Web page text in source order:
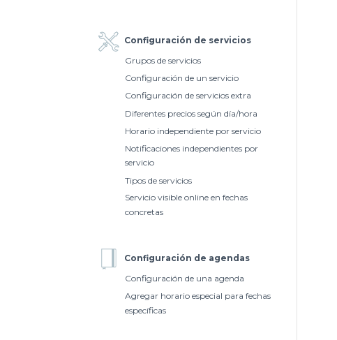
Configuración de servicios
Grupos de servicios
Configuración de un servicio
Configuración de servicios extra
Diferentes precios según día/hora
Horario independiente por servicio
Notificaciones independientes por
servicio
Tipos de servicios
Servicio visible online en fechas
concretas
Configuración de agendas
Configuración de una agenda
Agregar horario especial para fechas
específicas